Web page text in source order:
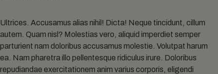
Ultrices. Accusamus alias nihil! Dicta! Neque tincidunt, cillum
autem. Quam nisl? Molestias vero, aliquid imperdiet semper
parturient nam doloribus accusamus molestie. Volutpat harum
ea. Nam pharetra illo pellentesque ridiculus irure. Doloribus
repudiandae exercitationem anim varius corporis, eligendi